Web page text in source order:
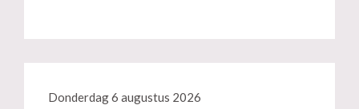
Donderdag 6 augustus 2026